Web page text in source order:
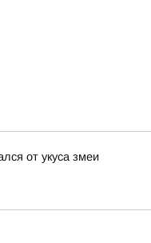
от укуса змеи